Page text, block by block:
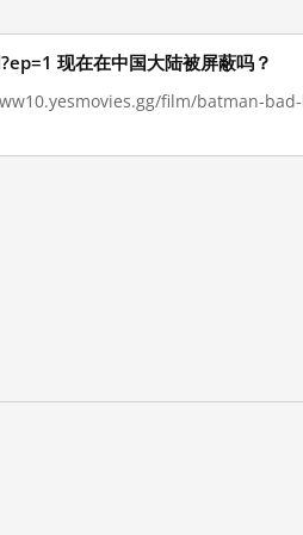
现在在中国大陆被屏蔽吗？
film/batman-